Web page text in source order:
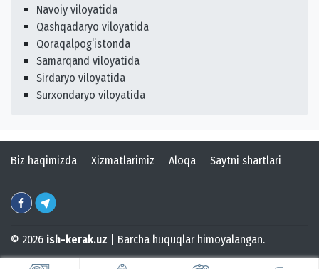
Navoiy viloyatida
Qashqadaryo viloyatida
Qoraqalpogʻistonda
Samarqand viloyatida
Sirdaryo viloyatida
Surxondaryo viloyatida
Biz haqimizda Xizmatlarimiz Aloqa Saytni shartlari
© 2026 ish-kerak.uz | Barcha huquqlar himoyalangan.